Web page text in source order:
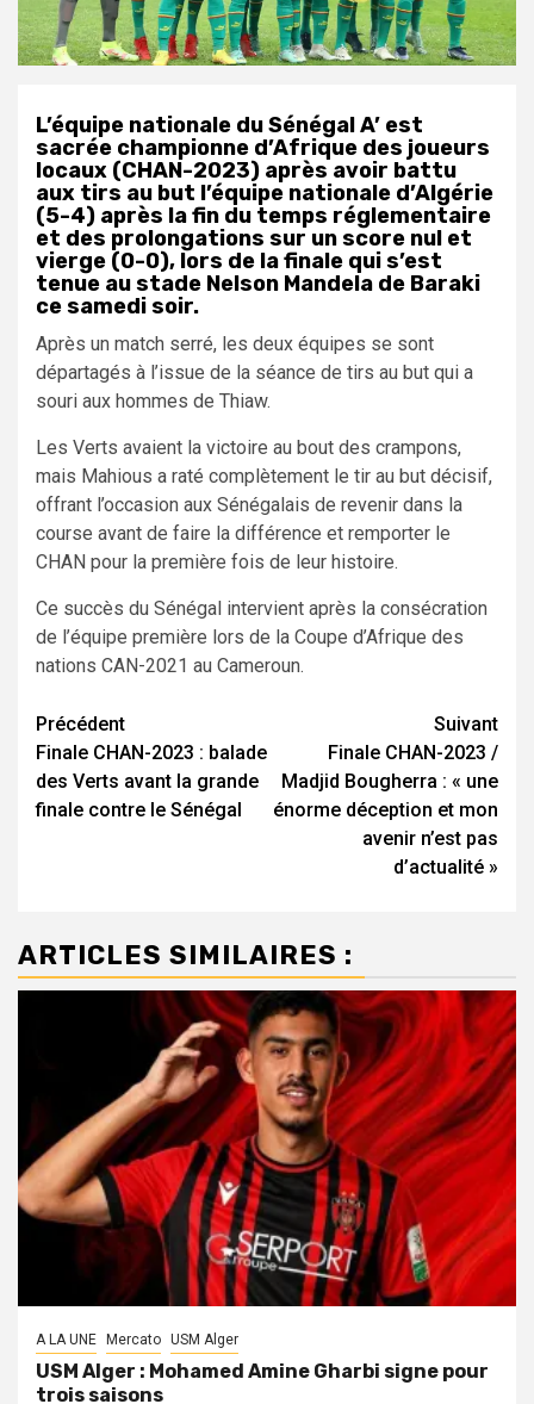
L’équipe nationale du Sénégal A’ est
sacrée championne d’Afrique des joueurs
locaux (CHAN-2023) après avoir battu
aux tirs au but l’équipe nationale d’Algérie
(5-4) après la fin du temps réglementaire
et des prolongations sur un score nul et
vierge (0-0), lors de la finale qui s’est
tenue au stade Nelson Mandela de Baraki
ce samedi soir.
Après un match serré, les deux équipes se sont
départagés à l’issue de la séance de tirs au but qui a
souri aux hommes de Thiaw.
Les Verts avaient la victoire au bout des crampons,
mais Mahious a raté complètement le tir au but décisif,
offrant l’occasion aux Sénégalais de revenir dans la
course avant de faire la différence et remporter le
CHAN pour la première fois de leur histoire.
Ce succès du Sénégal intervient après la consécration
de l’équipe première lors de la Coupe d’Afrique des
nations CAN-2021 au Cameroun.
Navigation
d’article
Précédent
Finale CHAN-2023 : balade
des Verts avant la grande
finale contre le Sénégal
Suivant
Finale CHAN-2023 /
Madjid Bougherra : « une
énorme déception et mon
avenir n’est pas
d’actualité »
ARTICLES SIMILAIRES :
A LA UNE Mercato USM Alger
USM Alger : Mohamed Amine Gharbi signe pour
trois saisons